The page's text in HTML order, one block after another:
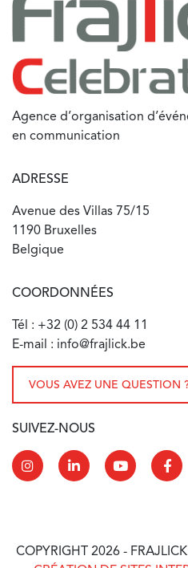
Agence d’organisation
en communication
ADRESSE
Avenue des Villas 75/15
1190 Bruxelles
Belgique
COORDONNÉES
Tél : +32 (0) 2 534 44 11
E-mail : info@frajlick.be
VOUS AVEZ UNE QUESTION
SUIVEZ-NOUS
COPYRIGHT 2026 -